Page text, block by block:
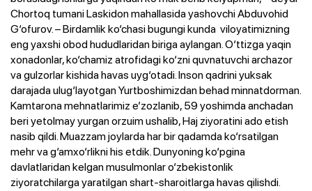
Chortoq tumani Laskidon mahallasida yashovchi Abduvohid
G‘ofurov. – Birdamlik ko‘chasi bugungi kunda viloyatimizning
eng yaxshi obod hududlaridan biriga aylangan. O‘ttizga yaqin
xonadonlar, ko‘chamiz atrofidagi ko‘zni quvnatuvchi archazor
va gulzorlar kishida havas uyg‘otadi. Inson qadrini yuksak
darajada ulug‘layotgan Yurtboshimizdan behad minnatdorman.
Kamtarona mehnatlarimiz e’zozlanib, 59 yoshimda anchadan
beri yetolmay yurgan orzuim ushalib, Haj ziyoratini ado etish
nasib qildi. Muazzam joylarda har bir qadamda ko‘rsatilgan
mehr va g‘amxo‘rlikni his etdik. Dunyoning ko‘pgina
davlatlaridan kelgan musulmonlar o‘zbekistonlik
ziyoratchilarga yaratilgan shart-sharoitlarga havas qilishdi.